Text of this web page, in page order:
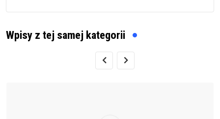
Wpisy z tej samej kategorii